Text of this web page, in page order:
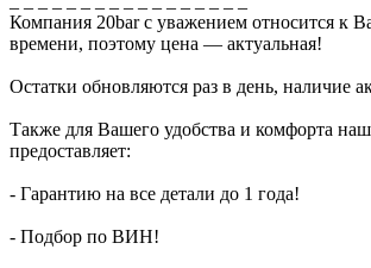
Компания 20bar c уважением относится к
времени, поэтому цена — актуальная!
Остатки обновляются раз в день, наличие
Также для Вашего удобства и комфорта
предоставляет:
- Гарантию на все детали до 1 года!
- Подбор по ВИН!